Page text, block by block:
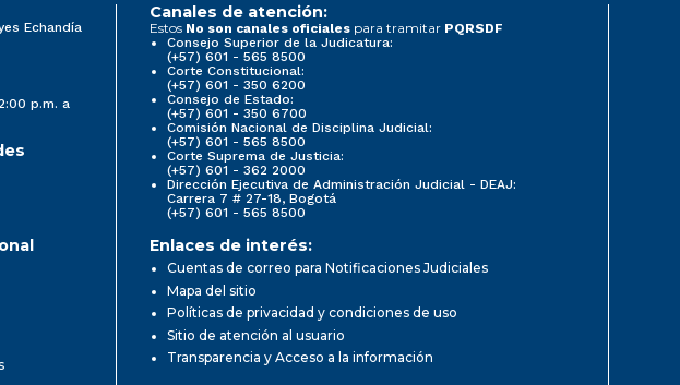
Echandía
p.m. a
Canales de atención:
Estos No son canales oficiales para tramitar PQRSDF
Consejo Superior de la Judicatura:
(+57) 601 - 565 8500
Corte Constitucional:
(+57) 601 - 350 6200
Consejo de Estado:
(+57) 601 - 350 6700
Comisión Nacional de Disciplina Judicial:
(+57) 601 - 565 8500
Corte Suprema de Justicia:
(+57) 601 - 362 2000
Dirección Ejecutiva de Administración Judicial - DEAJ:
Carrera 7 # 27-18, Bogotá
(+57) 601 - 565 8500
Enlaces de interés:
Cuentas de correo para Notificaciones Judiciales
Mapa del sitio
Políticas de privacidad y condiciones de uso
Sitio de atención al usuario
Transparencia y Acceso a la información